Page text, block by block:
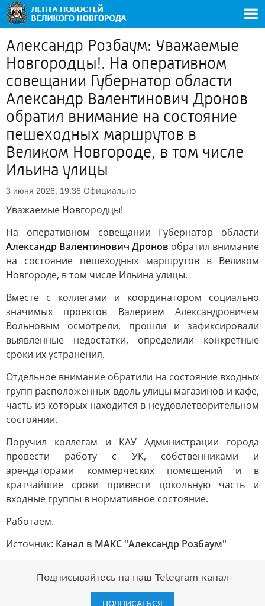
Александр Розбаум: Уважаемые
Новгородцы!. На оперативном
совещании Губернатор области
Александр Валентинович Дронов
обратил внимание на состояние
пешеходных маршрутов в
Великом Новгороде, в том числе
Ильина улицы
3 июня 2026, 19:36 Официально
Уважаемые Новгородцы!
На оперативном совещании Губернатор области
Александр Валентинович Дронов обратил внимание
на состояние пешеходных маршрутов в Великом
Новгороде, в том числе Ильина улицы.
Вместе с коллегами и координатором социально
значимых проектов Валерием Александровичем
Вольновым осмотрели, прошли и зафиксировали
выявленные недостатки, определили конкретные
сроки их устранения.
Отдельное внимание обратили на состояние входных
групп расположенных вдоль улицы магазинов и кафе,
часть из которых находится в неудовлетворительном
состоянии.
Поручил коллегам и КАУ Администрации города
провести работу с УК, собственниками и
арендаторами коммерческих помещений и в
кратчайшие сроки привести цокольную часть и
входные группы в нормативное состояние.
Работаем.
Источник: Канал в МАКС "Александр Розбаум"
Подписывайтесь на наш Telegram-канал
ПОДПИСАТЬСЯ